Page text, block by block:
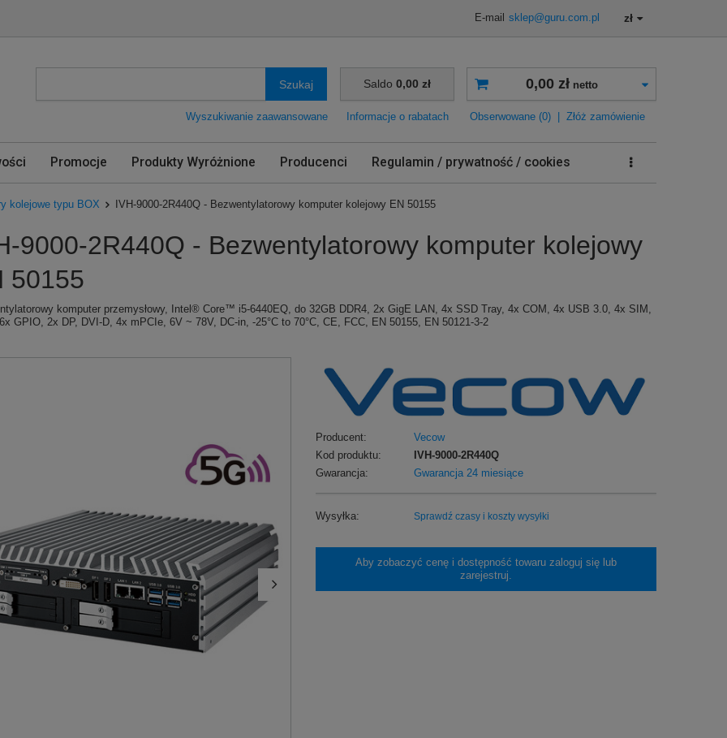
E-mail sklep@guru.com.pl zł
Szukaj
Wyszukiwanie zaawansowane
Saldo 0,00 zł
Informacje o rabatach
0,00 złnetto
Obserwowane (0) Złóż zamówienie
Promocje Produkty Wyróżnione Producenci Regulamin / prywatność / cookies
kolejowe typu BOX IVH-9000-2R440Q - Bezwentylatorowy komputer kolejowy EN 50155
9000-2R440Q - Bezwentylatorowy komputer kolejowy
50155
komputer przemysłowy, Intel® Core™ i5-6440EQ, do 32GB DDR4, 2x GigE LAN, 4x SSD Tray, 4x COM, 4x USB 3.0, 4x SIM,
GPIO, 2x DP, DVI-D, 4x mPCIe, 6V ~ 78V, DC-in, -25°C to 70°C, CE, FCC, EN 50155, EN 50121-3-2
Producent:
Vecow
Kod produktu:
IVH-9000-2R440Q
Gwarancja:
Gwarancja 24 miesiące
Wysyłka: Sprawdź czasy i koszty wysyłki
Aby zobaczyć cenę i dostępność towaru zaloguj się lub
zarejestruj.